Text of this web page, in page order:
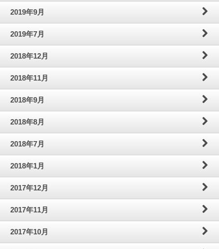
2019年9月
2019年7月
2018年12月
2018年11月
2018年9月
2018年8月
2018年7月
2018年1月
2017年12月
2017年11月
2017年10月